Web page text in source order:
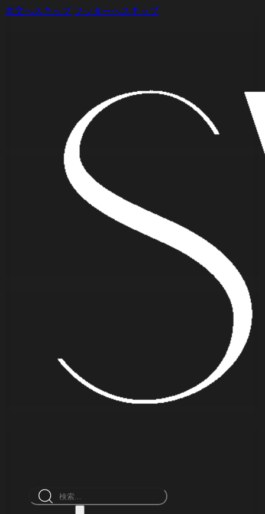
本文へスキップ フッターへスキップ
索